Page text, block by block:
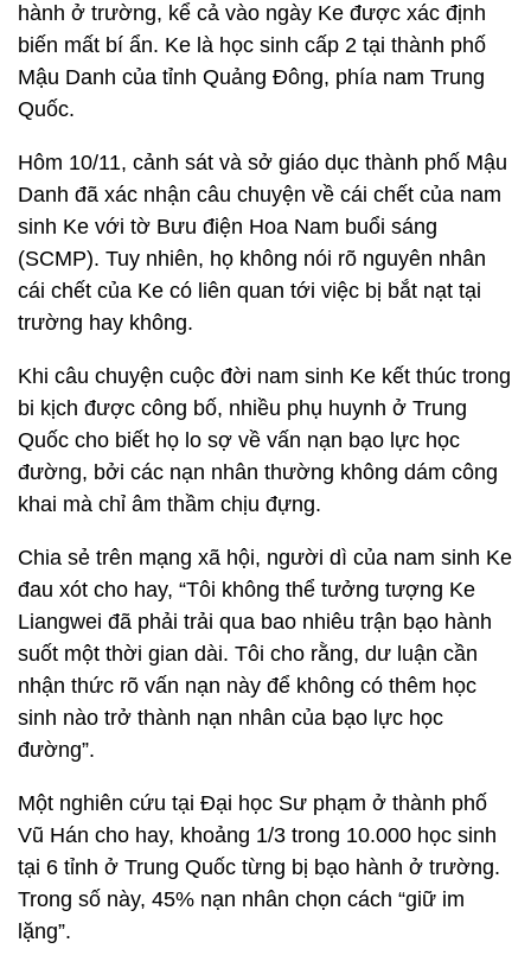
hành ở trường, kể cả vào ngày Ke được xác định
biến mất bí ẩn. Ke là học sinh cấp 2 tại thành phố
Mậu Danh của tỉnh Quảng Đông, phía nam Trung
Quốc.
Hôm 10/11, cảnh sát và sở giáo dục thành phố Mậu
Danh đã xác nhận câu chuyện về cái chết của nam
sinh Ke với tờ Bưu điện Hoa Nam buổi sáng
(SCMP). Tuy nhiên, họ không nói rõ nguyên nhân
cái chết của Ke có liên quan tới việc bị bắt nạt tại
trường hay không.
Khi câu chuyện cuộc đời nam sinh Ke kết thúc trong
bi kịch được công bố, nhiều phụ huynh ở Trung
Quốc cho biết họ lo sợ về vấn nạn bạo lực học
đường, bởi các nạn nhân thường không dám công
khai mà chỉ âm thầm chịu đựng.
Chia sẻ trên mạng xã hội, người dì của nam sinh Ke
đau xót cho hay, “Tôi không thể tưởng tượng Ke
Liangwei đã phải trải qua bao nhiêu trận bạo hành
suốt một thời gian dài. Tôi cho rằng, dư luận cần
nhận thức rõ vấn nạn này để không có thêm học
sinh nào trở thành nạn nhân của bạo lực học
đường”.
Một nghiên cứu tại Đại học Sư phạm ở thành phố
Vũ Hán cho hay, khoảng 1/3 trong 10.000 học sinh
tại 6 tỉnh ở Trung Quốc từng bị bạo hành ở trường.
Trong số này, 45% nạn nhân chọn cách “giữ im
lặng”.